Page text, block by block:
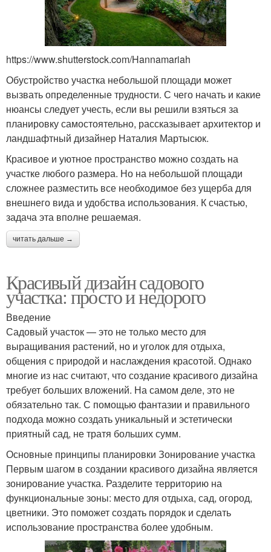
https://www.shutterstock.com/Hannamariah
Обустройство участка небольшой площади может
вызвать определенные трудности. С чего начать и какие
нюансы следует учесть, если вы решили взяться за
планировку самостоятельно, рассказывает архитектор и
ландшафтный дизайнер Наталия Мартысюк.
Красивое и уютное пространство можно создать на
участке любого размера. Но на небольшой площади
сложнее разместить все необходимое без ущерба для
внешнего вида и удобства использования. К счастью,
задача эта вполне решаемая.
читать дальше →
Красивый дизайн садового
участка: просто и недорого
Введение
Садовый участок — это не только место для
выращивания растений, но и уголок для отдыха,
общения с природой и наслаждения красотой. Однако
многие из нас считают, что создание красивого дизайна
требует больших вложений. На самом деле, это не
обязательно так. С помощью фантазии и правильного
подхода можно создать уникальный и эстетически
приятный сад, не тратя больших сумм.
Основные принципы планировки Зонирование участка
Первым шагом в создании красивого дизайна является
зонирование участка. Разделите территорию на
функциональные зоны: место для отдыха, сад, огород,
цветники. Это поможет создать порядок и сделать
использование пространства более удобным.